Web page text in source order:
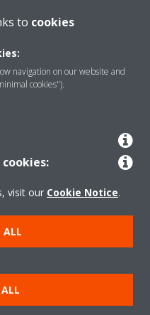
Data Protection Policy
to cookies
navigation on our website and
cookies").
visit our Cookie Notice.
ALL
ALL